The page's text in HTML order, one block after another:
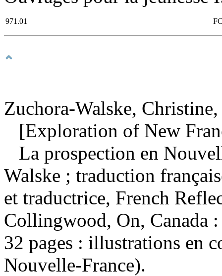
971.01
Zuchora-Walske, Christine,
[Exploration of New
La prospection en
Walske ; traduction
et traductrice, French
Collingwood, On, Canada
32 pages : illustrations en
Nouvelle-France).